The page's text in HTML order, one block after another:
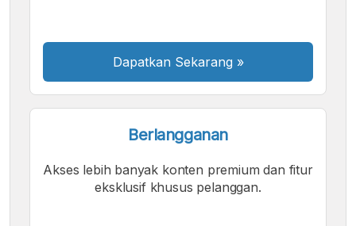
Dapatkan Sekarang »
Berlangganan
Akses lebih banyak konten premium dan fitur
eksklusif khusus pelanggan.